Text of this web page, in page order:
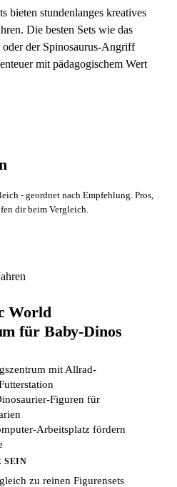
bieten stundenlanges kreatives
Die besten Sets wie das
oder der Spinosaurus-Angriff
mit pädagogischem Wert
- geordnet nach Empfehlung. Pros,
dir beim Vergleich.
World
für Baby-Dinos
mit Allrad-
Figuren für
Arbeitsplatz fördern
SEIN
zu reinen Figurensets